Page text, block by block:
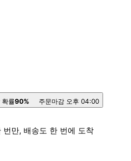
확률90% 주문마감 오후 04:00
만, 배송도 한 번에 도착